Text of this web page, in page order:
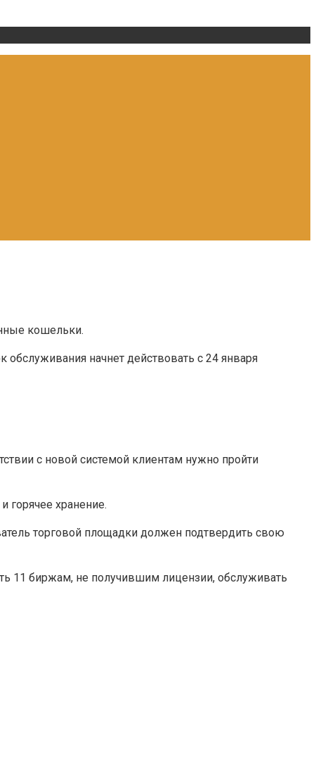
кошельки.
начнет действовать с 24 января
с новой системой клиентам нужно пройти
горячее хранение.
торговой площадки должен подтвердить свою
11 биржам, не получившим лицензии, обслуживать